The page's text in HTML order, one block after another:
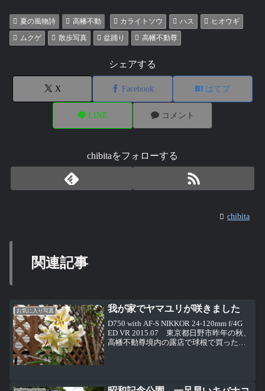
夏の風物詩 高幡不動 カライトソウ ハス
ヒオウギ
ムクゲ
散歩写真 盆踊り 高幡不動尊
シェアする
X Facebook はてブ
LINE コメント
chibitaをフォローする
chibita
関連記事
お気に入り写真 我が家でヤマユリが咲きました
D750 with AF-S NIKKOR 24-120mm f/4G
ED VR 2015.07 東京都日野市昨年の秋、
高幡不動尊境内の露店で球根で買ったヤ